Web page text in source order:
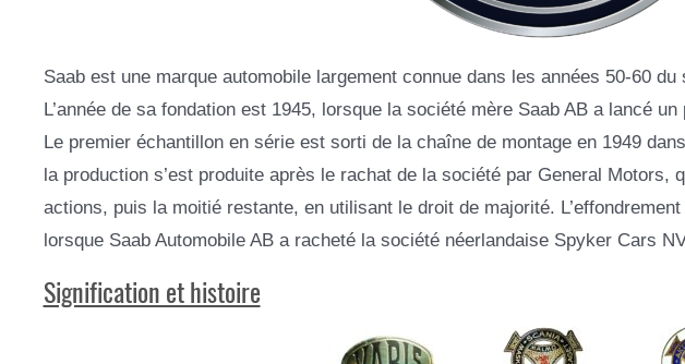
Saab est une marque automobile largement connue dans les années 50-60
L’année de sa fondation est 1945, lorsque la société mère Saab AB a lancé
Le premier échantillon en série est sorti de la chaîne de montage en 1949
la production s’est produite après le rachat de la société par General Motors,
actions, puis la moitié restante, en utilisant le droit de majorité.
lorsque Saab Automobile AB a racheté la société néerlandaise Spyker Cars
Signification et histoire